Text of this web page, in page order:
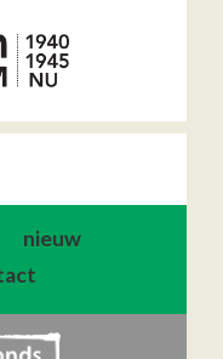
nieuw